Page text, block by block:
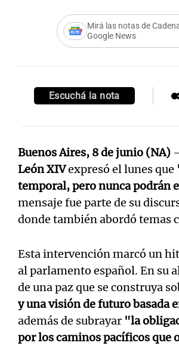
Mirá las notas de
Google News
Escuchá la nota
Buenos Aires, 8 de junio (NA)
León XIVexpresó el lunes que
temporal, pero nunca podrán
mensaje fue parte de su
donde también abordó temas
Esta intervención marcó un
al parlamento español. En su
de una paz que se construya
y una visión de futuro basada
además de subrayar "la
por los caminos pacíficos